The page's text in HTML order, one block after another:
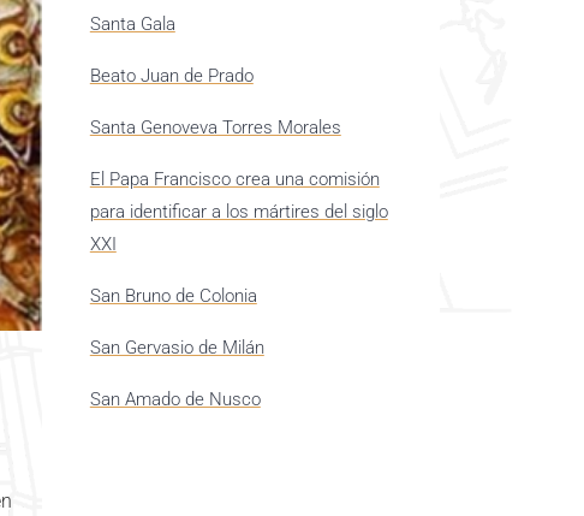
Santa Gala
Beato Juan de Prado
Santa Genoveva Torres Morales
El Papa Francisco crea una comisión
para identificar a los mártires del siglo
XXI
San Bruno de Colonia
San Gervasio de Milán
San Amado de Nusco